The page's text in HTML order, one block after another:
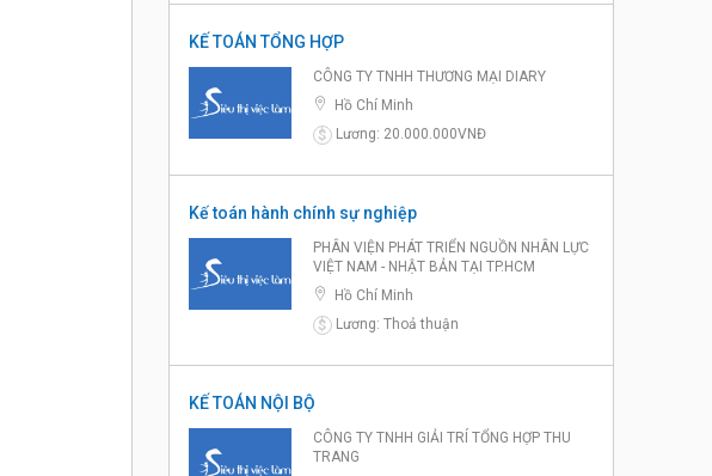
KẾ TOÁN TỔNG HỢP
CÔNG TY TNHH THƯƠNG MẠI DIARY
Hồ Chí Minh
$
Lương: 20.000.000VNĐ
Kế toán hành chính sự nghiệp
PHÂN VIỆN PHÁT TRIỂN NGUỒN NHÂN LỰC
VIỆT NAM - NHẬT BẢN TẠI TP.HCM
Hồ Chí Minh
$
Lương: Thoả thuận
KẾ TOÁN NỘI BỘ
CÔNG TY TNHH GIẢI TRÍ TỔNG HỢP THU
TRANG